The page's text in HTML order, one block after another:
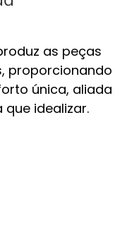
as peças
proporcionando
única, aliada
idealizar.